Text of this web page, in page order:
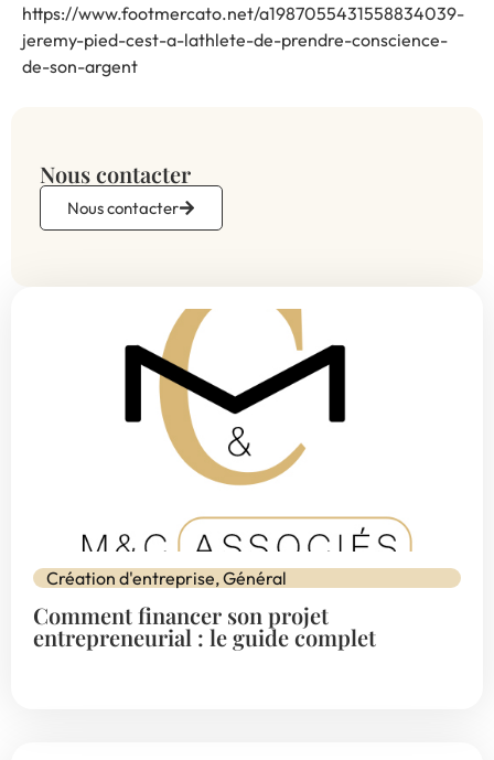
https://www.footmercato.net/a1987055431558834039-
jeremy-pied-cest-a-lathlete-de-prendre-conscience-
de-son-argent
Nous contacter
Nous contacter
Création d'entreprise,Général
Comment financer son projet
entrepreneurial : le guide complet